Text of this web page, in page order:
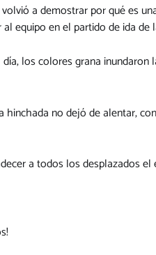
a demostrar por qué es
equipo en el partido de ida
los colores grana
hinchada no dejó de alentar,
a todos los desplazados